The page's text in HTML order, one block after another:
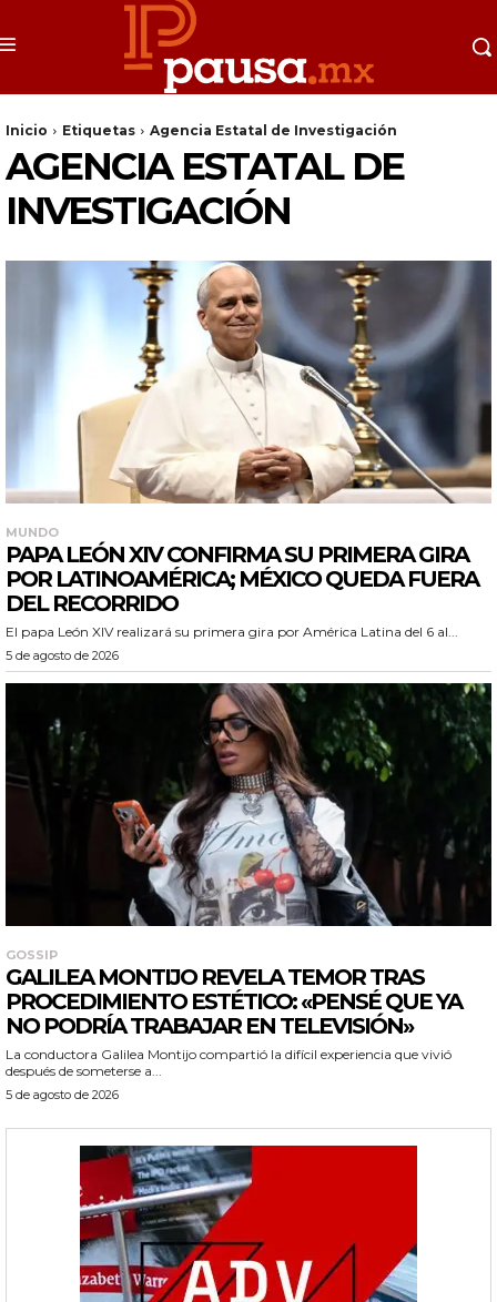
Inicio Etiquetas Agencia Estatal de Investigación
AGENCIA ESTATAL DE
INVESTIGACIÓN
MUNDO
PAPA LEÓN XIV CONFIRMA SU PRIMERA GIRA
POR LATINOAMÉRICA; MÉXICO QUEDA FUERA
DEL RECORRIDO
El papa León XIV realizará su primera gira por América Latina del 6 al...
5 de agosto de 2026
GOSSIP
GALILEA MONTIJO REVELA TEMOR TRAS
PROCEDIMIENTO ESTÉTICO: «PENSÉ QUE YA
NO PODRÍA TRABAJAR EN TELEVISIÓN»
La conductora Galilea Montijo compartió la difícil experiencia que vivió
después de someterse a...
5 de agosto de 2026